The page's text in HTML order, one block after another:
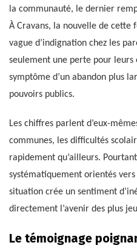
la communauté, le dernier
À Cravans, la nouvelle de cette
vague d’indignation chez les
seulement une perte pour leurs
symptôme d’un abandon plus
pouvoirs publics.
Les chiffres parlent d’eux-
communes, les difficultés
rapidement qu’ailleurs.
systématiquement orientés
situation crée un sentiment
directement l’avenir des plus
Le témoignage